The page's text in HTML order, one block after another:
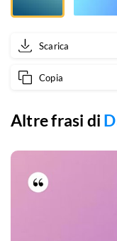
Scarica
Copia
Altre frasi di